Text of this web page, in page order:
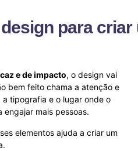
para criar
e de impacto, o design vai
bem feito chama a atenção e
a tipografia e o lugar onde o
mais pessoas.
elementos ajuda a criar um